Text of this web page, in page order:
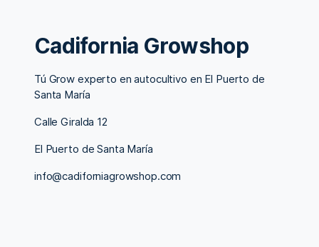
Cadifornia Growshop
Tú Grow experto en autocultivo en El Puerto de
Santa María
Calle Giralda 12
El Puerto de Santa María
info@cadiforniagrowshop.com